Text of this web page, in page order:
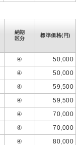
納期
区分
標準価格(円)
④
50,000
④
50,000
④
59,500
④
59,500
④
70,000
④
70,000
④ 80,000